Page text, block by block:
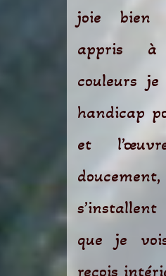
joie bien
appris
couleurs
handicap
et
que je
reçois